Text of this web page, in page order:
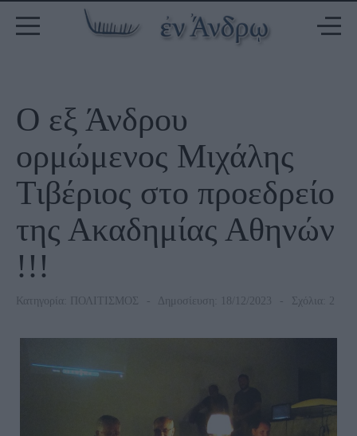
Ο εξ Άνδρου
ορμώμενος Μιχάλης
Τιβέριος στο προεδρείο
της Ακαδημίας Αθηνών
!!!
Κατηγορία: ΠΟΛΙΤΙΣΜΟΣ Δημοσίευση: 18/12/2023 Σχόλια: 2